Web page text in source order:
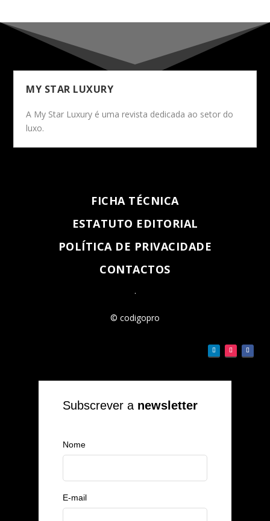
MY STAR LUXURY
A My Star Luxury é uma revista dedicada ao setor do
luxo.
FICHA TÉCNICA
ESTATUTO EDITORIAL
POLÍTICA DE PRIVACIDADE
CONTACTOS
.
© codigopro
Subscrever a newsletter
Nome
E-mail